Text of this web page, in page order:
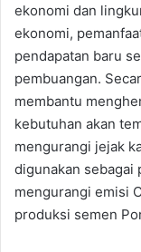
ekonomi dan
ekonomi,
pendapatan baru
pembuangan.
membantu
kebutuhan akan
mengurangi jejak
digunakan sebagai
mengurangi emisi
produksi semen